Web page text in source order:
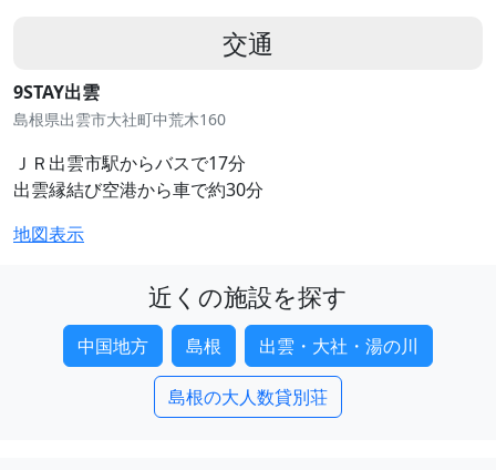
交通
9STAY出雲
島根県出雲市大社町中荒木160
ＪＲ出雲市駅からバスで17分
出雲縁結び空港から車で約30分
地図表示
近くの施設を探す
中国地方 島根 出雲・大社・湯の川
島根の大人数貸別荘